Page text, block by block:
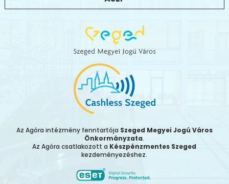
Az Agóra intézmény fenntartója Szeged Megyei Jogú Város
Önkormányzata.
Az Agóra csatlakozott a Készpénzmentes Szeged
kezdeményezéshez.